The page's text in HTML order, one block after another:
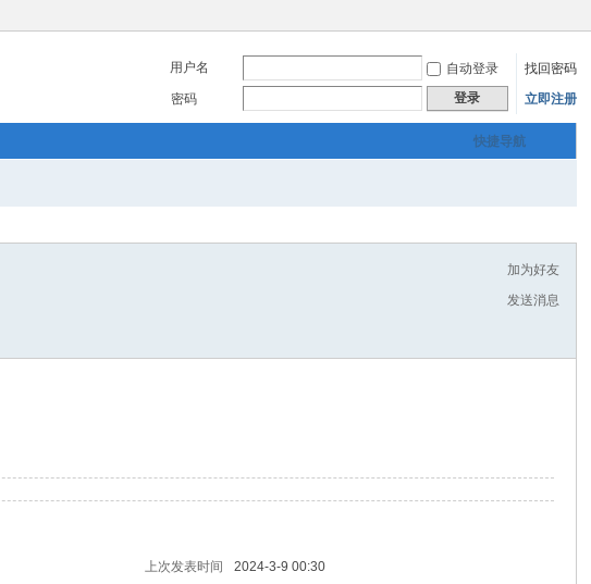
用户名 自动登录
找回密码
密码
登录 立即注册
快捷导航
加为好友
发送消息
上次发表时间
2024-3-9 00:30